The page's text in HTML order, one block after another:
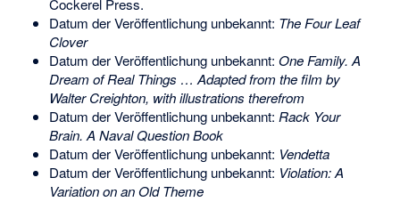
Cockerel Press.
Datum der Veröffentlichung unbekannt: The Four Leaf
Clover
Datum der Veröffentlichung unbekannt: One Family. A
Dream of Real Things … Adapted from the film by
Walter Creighton, with illustrations therefrom
Datum der Veröffentlichung unbekannt: Rack Your
Brain. A Naval Question Book
Datum der Veröffentlichung unbekannt: Vendetta
Datum der Veröffentlichung unbekannt: Violation: A
Variation on an Old Theme